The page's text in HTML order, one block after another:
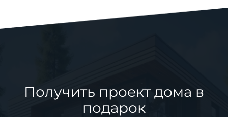
Получить проект дома в
подарок